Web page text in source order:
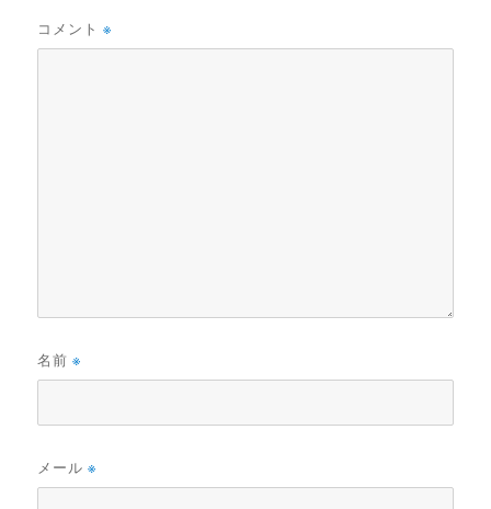
コメント※
名前※
メール※